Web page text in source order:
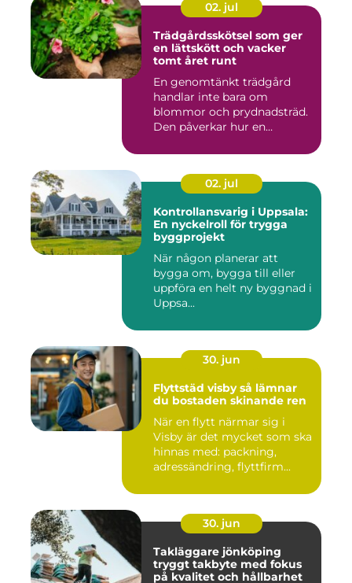
02. jul
Trädgårdsskötsel som ger
en lättskött och vacker
tomt året runt
En genomtänkt trädgård
handlar inte bara om
blommor och prydnadsträd.
Den påverkar hur en
02. jul
Kontrollansvarig i Uppsala:
En nyckelroll för trygga
byggprojekt
När någon planerar att
bygga om, bygga till eller
uppföra en helt ny byggnad i
Uppsa...
30. jun
Flyttstäd visby så lämnar
du bostaden skinande ren
När en flytt närmar sig i
Visby är det mycket som ska
hinnas med: packning,
adressändring, flyttfirm...
30. jun
Takläggare jönköping
tryggt takbyte med fokus
på kvalitet och hållbarhet